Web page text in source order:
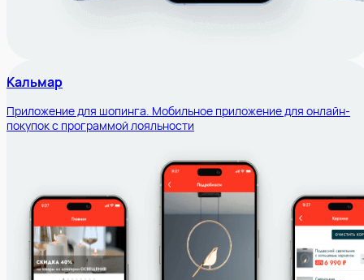
Кальмар
Приложение для шопинга. Мобильное приложение для онлайн-
покупок с программой лояльности